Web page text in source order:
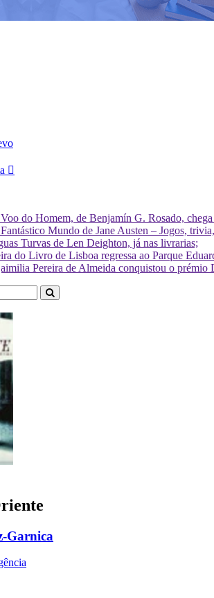
do Homem, de Benjamín G. Rosado,
Mundo de Jane Austen – Jogos,
Turvas de Len Deighton, já nas livrarias;
do Livro de Lisboa regressa ao Parque
Pereira de Almeida conquistou o
Garnica